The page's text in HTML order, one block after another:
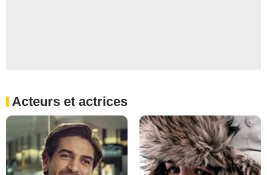
Acteurs et actrices